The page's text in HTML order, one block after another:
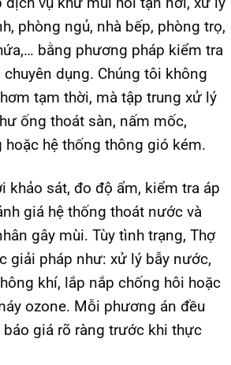
phòng ngủ, nhà bếp, phòng trọ,
bằng phương pháp kiểm tra
dụng. Chúng tôi không
tạm thời, mà tập trung xử lý
ống thoát sàn, nấm mốc,
hoặc hệ thống thông gió kém.
khảo sát, đo độ ẩm, kiểm tra áp
giá hệ thống thoát nước và
gây mùi. Tùy tình trạng, Thợ
giải pháp như: xử lý bẫy nước,
khí, lắp nắp chống hôi hoặc
ozone. Mỗi phương án đều
giá rõ ràng trước khi thực